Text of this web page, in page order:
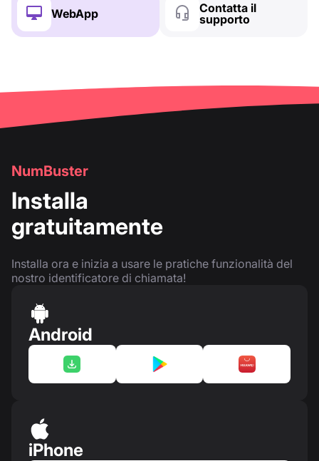
WebApp
Contatta il
supporto
NumBuster
Installa
gratuitamente
Installa ora e inizia a usare le pratiche funzionalità del
nostro identificatore di chiamata!
Android
iPhone